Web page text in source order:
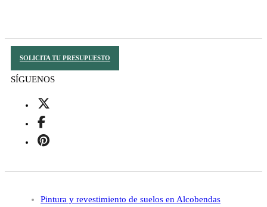
SOLICITA TU PRESUPUESTO
SÍGUENOS
Pintura y revestimiento de suelos en Alcobendas